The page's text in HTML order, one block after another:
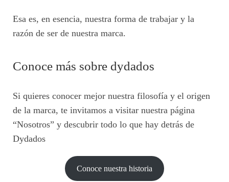
Esa es, en esencia, nuestra forma de trabajar y la
razón de ser de nuestra marca.
Conoce más sobre dydados
Si quieres conocer mejor nuestra filosofía y el origen
de la marca, te invitamos a visitar nuestra página
“Nosotros” y descubrir todo lo que hay detrás de
Dydados
Conoce nuestra historia